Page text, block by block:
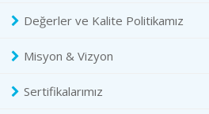
Değerler ve Kalite Politikamız
Misyon & Vizyon
Sertifikalarımız